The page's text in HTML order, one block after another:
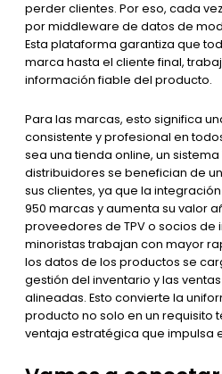
perder clientes. Por eso, cada
por middleware de datos de
Esta plataforma garantiza que
marca hasta el cliente final,
información fiable del producto.
Para las marcas, esto significa
consistente y profesional en
sea una tienda online, un sistema
distribuidores se benefician de
sus clientes, ya que la
950 marcas y aumenta su valor
proveedores de TPV o socios de
minoristas trabajan con mayor
los datos de los productos se
gestión del inventario y las
alineadas. Esto convierte la
producto no solo en un requisito
ventaja estratégica que impulsa